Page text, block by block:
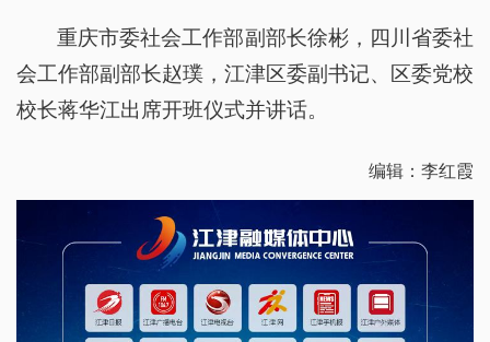
重庆市委社会工作部副部长徐彬，四川省委社
会工作部副部长赵璞，江津区委副书记、区委党校
校长蒋华江出席开班仪式并讲话。
编辑：李红霞